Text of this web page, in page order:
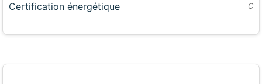
Certification énergétique C